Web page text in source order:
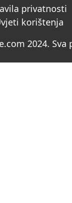
privatnosti
korištenja
2024. Sva